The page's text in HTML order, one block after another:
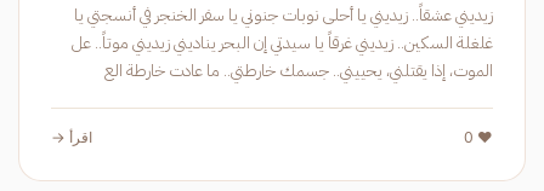
زيديني عشقاً.. زيديني يا أحلى نوبات جنوني يا سفر الخنجر في أنسجتي يا
غلغلة السكين.. زيديني غرقاً يا سيدتي إن البحر يناديني زيديني موتاً.. عل
الموت، إذا يقتلني، يحييني.. جسمك خارطتي.. ما عادت خارطة الع
❤️ 0 اقرأ →